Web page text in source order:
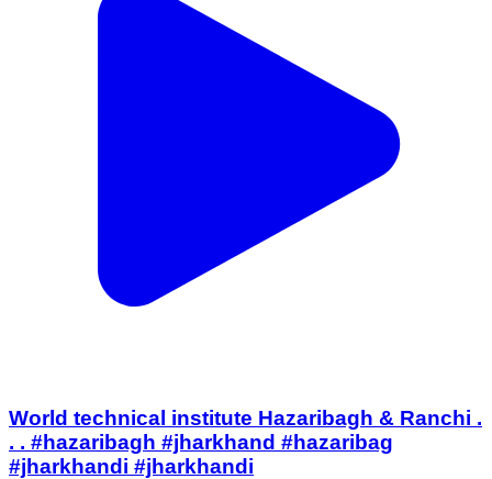
World technical institute Hazaribagh & Ranchi .
. . #hazaribagh #jharkhand #hazaribag
#jharkhandi #jharkhandi